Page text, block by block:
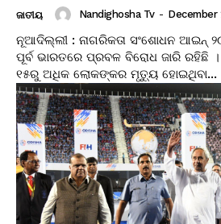
ଜାତୀୟ Nandighosha Tv - December
ନୂଆଦିଲ୍ଲୀ : ନାଗରିକତା ସଂଶୋଧନ ଆଇନ୍
ପୂର୍ବ ଭାରତରେ ପ୍ରବଳ ବିରୋଧ ଜାରି ରହିଛି ।
୧୫ରୁ ଅଧିକ ଲୋକଙ୍କର ମୃତ୍ୟୁ ହୋଇଥିବା...